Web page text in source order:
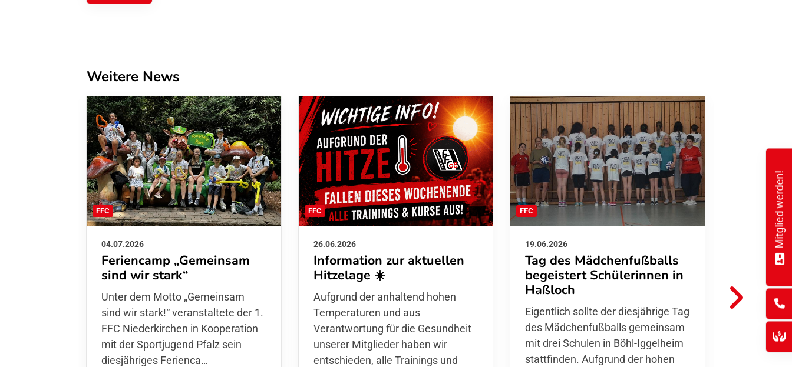
Weitere News
FFC
04.07.2026
Feriencamp „Gemeinsam
sind wir stark“
Unter dem Motto „Gemeinsam sind
wir stark!“ veranstaltete der 1. FFC
Niederkirchen in Kooperation mit
der Sportjugend Pfalz sein
diesjähriges Ferienca…
FFC
26.06.2026
Information zur aktuellen
Hitzelage ☀️
Aufgrund der anhaltend hohen
Temperaturen und aus
Verantwortung für die Gesundheit
unserer Mitglieder haben wir
entschieden, alle Trainings und
FFC
19.06.2026
Tag des Mädchenfußballs
begeistert Schülerinnen in
Haßloch
Eigentlich sollte der diesjährige Tag
des Mädchenfußballs gemeinsam
mit drei Schulen in Böhl-Iggelheim
stattfinden. Aufgrund der hohen
01.06.2026
Danke
FFC
Hoffmann
Thomas
den
Mitglied werden!